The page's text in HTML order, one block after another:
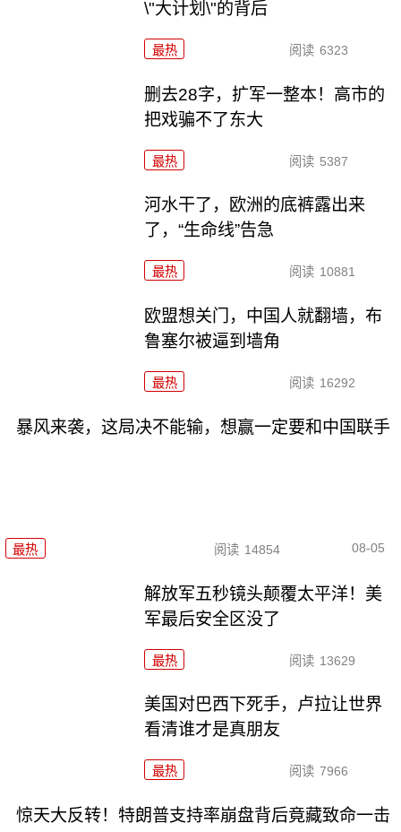
\"大计划\"的背后
最热 阅读 6323
删去28字，扩军一整本！高市的
把戏骗不了东大
最热 阅读 5387
河水干了，欧洲的底裤露出来
了，“生命线”告急
最热 阅读 10881
欧盟想关门，中国人就翻墙，布
鲁塞尔被逼到墙角
最热 阅读 16292
暴风来袭，这局决不能输，想赢一定要和中国联手
最热 阅读 14854 08-05
解放军五秒镜头颠覆太平洋！美
军最后安全区没了
最热 阅读 13629
美国对巴西下死手，卢拉让世界
看清谁才是真朋友
最热 阅读 7966
惊天大反转！特朗普支持率崩盘背后竟藏致命一击